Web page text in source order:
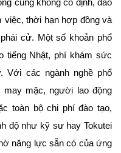
cũng không cố định, dao
việc, thời hạn hợp đồng và
cử. Một số khoản phổ
tiếng Nhật, phí khám sức
Với các ngành nghề phổ
may mặc, người lao động
toàn bộ chi phí đào tạo,
độ như kỹ sư hay Tokutei
năng lực sẵn có của ứng